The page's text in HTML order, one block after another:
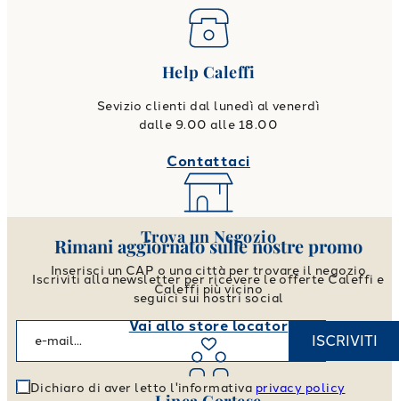
Help Caleffi
Sevizio clienti dal lunedì al venerdì
dalle 9.00 alle 18.00
Contattaci
Trova un Negozio
Inserisci un CAP o una città per trovare il negozio
Caleffi più vicino
Vai allo store locator
Rimani aggiornato sulle nostre promo
Iscriviti alla newsletter per ricevere le offerte Caleffi e
seguici sui nostri social
ISCRIVITI
Dichiaro di aver letto l'informativa privacy policy